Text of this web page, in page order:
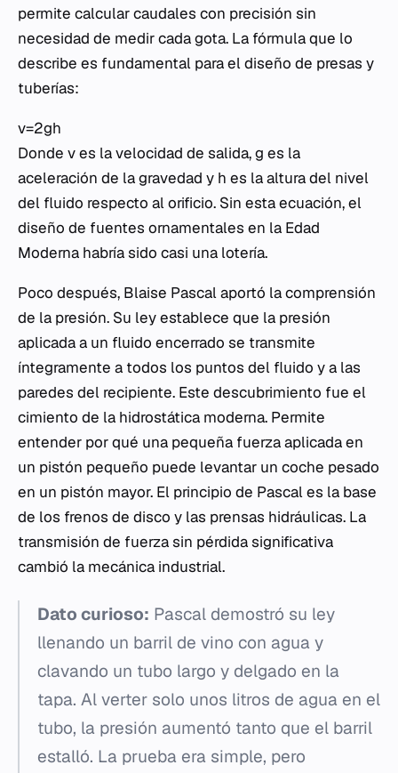
permite calcular caudales con precisión sin
necesidad de medir cada gota. La fórmula que lo
describe es fundamental para el diseño de presas y
tuberías:
v=2gh​
Donde ves la velocidad de salida,g es la
aceleración de la gravedad y h es la altura del nivel
del fluido respecto al orificio. Sin esta ecuación, el
diseño de fuentes ornamentales en la Edad
Moderna habría sido casi una lotería.
Poco después, Blaise Pascal aportó la comprensión
de la presión. Su ley establece que la presión
aplicada a un fluido encerrado se transmite
íntegramente a todos los puntos del fluido y a las
paredes del recipiente. Este descubrimiento fue el
cimiento de la hidrostática moderna. Permite
entender por qué una pequeña fuerza aplicada en
un pistón pequeño puede levantar un coche pesado
en un pistón mayor. El principio de Pascal es la base
de los frenos de disco y las prensas hidráulicas. La
transmisión de fuerza sin pérdida significativa
cambió la mecánica industrial.
Dato curioso: Pascal demostró su ley
llenando un barril de vino con agua y
clavando un tubo largo y delgado en la
tapa. Al verter solo unos litros de agua en el
tubo, la presión aumentó tanto que el barril
estalló. La prueba era simple, pero